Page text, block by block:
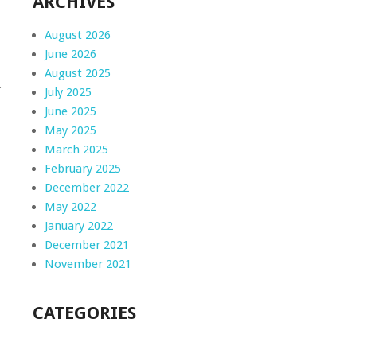
August 2026
June 2026
August 2025
July 2025
June 2025
May 2025
March 2025
February 2025
December 2022
May 2022
January 2022
December 2021
November 2021
CATEGORIES